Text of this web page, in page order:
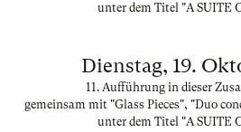
unter dem Titel "A SUITE
Dienstag, 19.
11. Aufführung in dieser
gemeinsam mit "Glass Pieces", "Duo
unter dem Titel "A SUITE